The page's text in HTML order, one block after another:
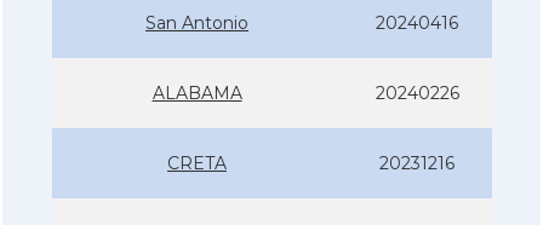
San Antonio 20240416
ALABAMA 20240226
CRETA 20231216